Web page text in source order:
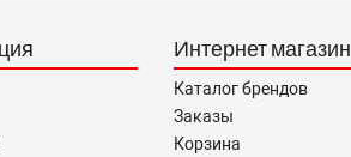
Интернет магазин
Каталог брендов
Заказы
Корзина